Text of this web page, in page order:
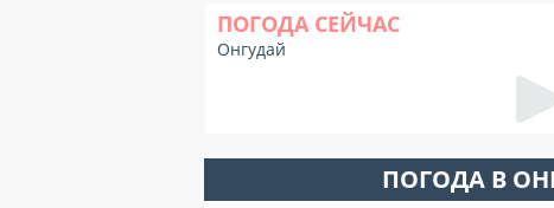
ПОГОДА СЕЙЧАС
Онгудай
ПОГОДА В